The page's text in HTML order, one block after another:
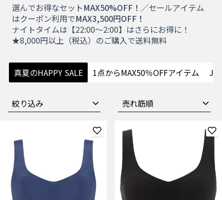
選んでお得なセットMAX50%OFF！ ／セールアイテム
はクーポン利用でMAX3,500円OFF！
ナイトタイムは【22:00～2:00】はさらにお得に！
★8,000円以上（税込）のご購入で送料無料
絞り込み
真夏のHAPPY SALE 1点からMAX50％OFFアイテム